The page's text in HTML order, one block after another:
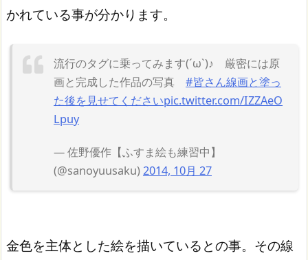
かれている事が分かります。
流行のタグに乗ってみます(´ω`)♪ 厳密には原
画と完成した作品の写真 #皆さん線画と塗っ
た後を見せてくださいpic.twitter.com/IZZAeO
Lpuy
— 佐野優作【ふすま絵も練習中】
(@sanoyuusaku)2014, 10月 27
金色を主体とした絵を描いているとの事。その線